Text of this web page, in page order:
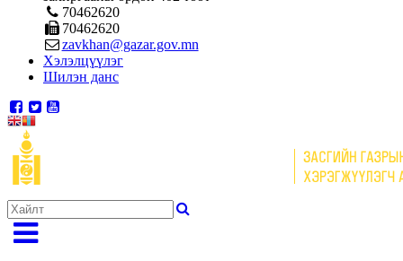
70462620
70462620
zavkhan@gazar.gov.mn
Хэлэлцүүлэг
Шилэн данс